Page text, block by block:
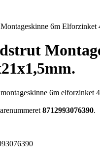
6m Elforzinket
6m elforzinket
8712993076390.